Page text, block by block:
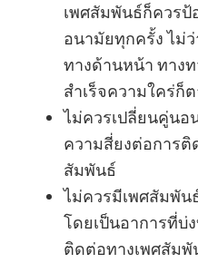
เพศสัมพันธ์ก็ควรป้
อนามัยทุกครั้ง ไม่
ทางด้านหน้า ทาง
สำเร็จความใคร่ก็
ไม่ควรเปลี่ยนคู่นอ
ความสี่ยงต่อการ
สัมพันธ์
ไม่ควรมีเพศสัมพั
โดยเป็นอาการที่บ่
ติดต่อทางเพศสัม